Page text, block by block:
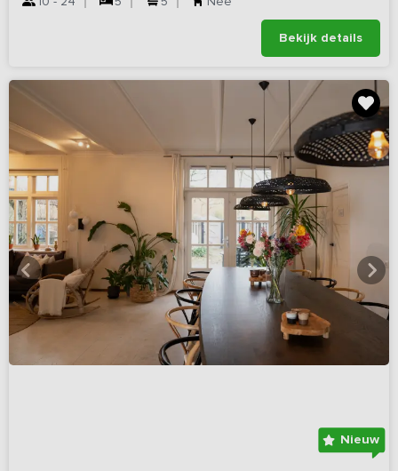
Bekijk details
Nieuw